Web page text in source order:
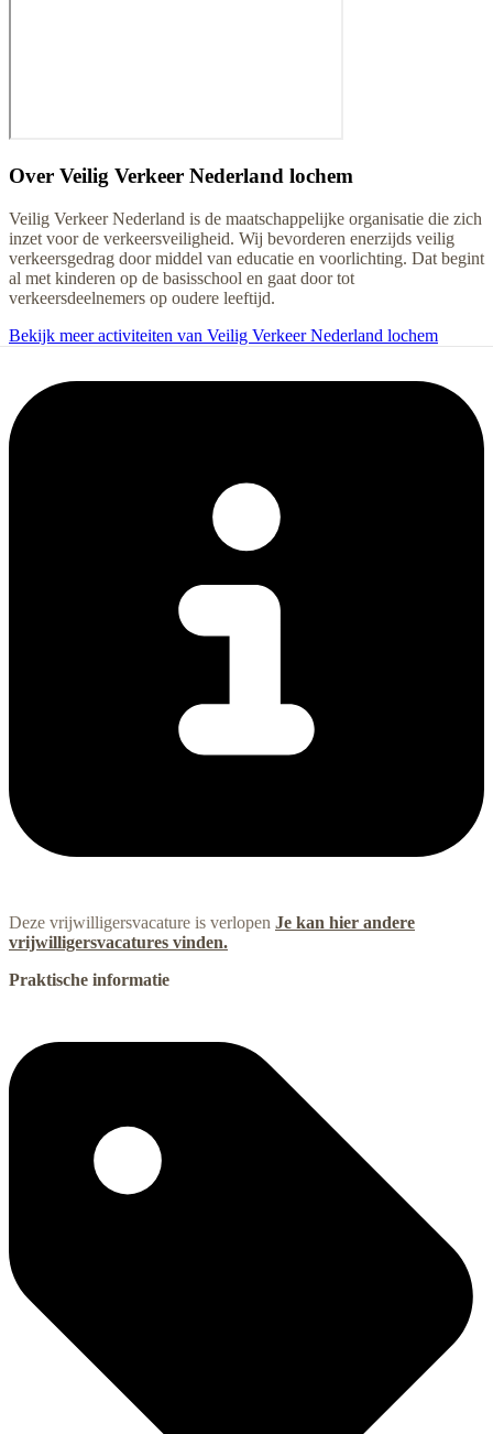
Over Veilig Verkeer Nederland lochem
Veilig Verkeer Nederland is de maatschappelijke organisatie die zich
inzet voor de verkeersveiligheid. Wij bevorderen enerzijds veilig
verkeersgedrag door middel van educatie en voorlichting. Dat begint
al met kinderen op de basisschool en gaat door tot
verkeersdeelnemers op oudere leeftijd.
Bekijk meer activiteiten van Veilig Verkeer Nederland lochem
Deze vrijwilligersvacature is verlopen Je kan hier andere
vrijwilligersvacatures vinden.
Praktische informatie